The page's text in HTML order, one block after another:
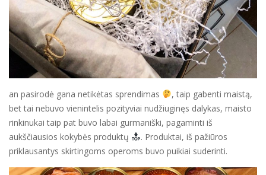
an pasirodė gana netikėtas sprendimas
, taip gabenti maistą,
bet tai nebuvo vienintelis pozityviai nudžiuginęs dalykas, maisto
rinkinukai taip pat buvo labai gurmaniški, pagaminti iš
aukščiausios kokybės produktų
. Produktai, iš pažiūros
priklausantys skirtingoms operoms buvo puikiai suderinti.